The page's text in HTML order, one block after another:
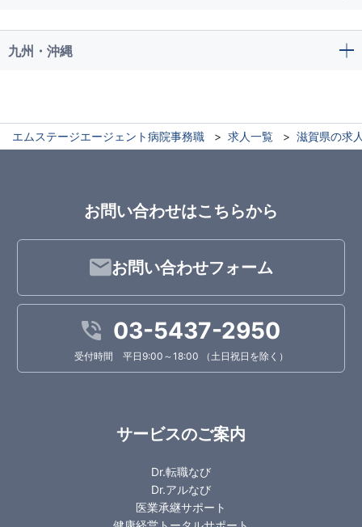
九州・沖縄
エムステージエージェント病院事務職 求人一覧 滋賀県の求
お問い合わせはこちらから
お問い合わせフォーム
03-5437-2950
受付時間 平日9:00～18:00 （土日祝日を除く）
サービスのご案内
Dr.転職なび
Dr.アルなび
医業承継サポート